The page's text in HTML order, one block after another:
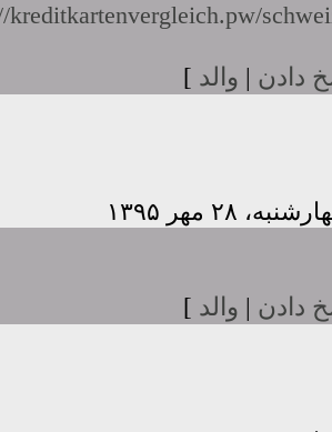
kreditkartenvergleich.pw/
دادن | والد ]
دادن | والد ]